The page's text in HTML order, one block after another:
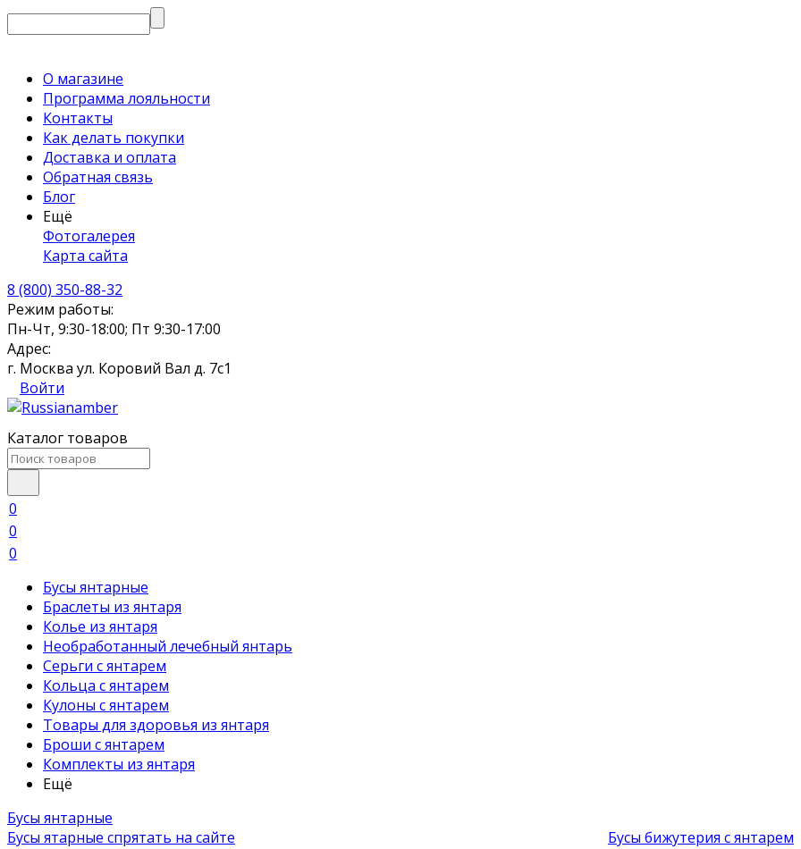
О магазине
Программа лояльности
Контакты
Как делать покупки
Доставка и оплата
Обратная связь
Блог
Ещё
Фотогалерея
Карта сайта
8 (800) 350-88-32
Режим работы:
Пн-Чт, 9:30-18:00; Пт 9:30-17:00
Адрес:
г. Москва ул. Коровий Вал д. 7с1
Войти
Каталог товаров
0
0
0
Бусы янтарные
Браслеты из янтаря
Колье из янтаря
Необработанный лечебный янтарь
Серьги с янтарем
Кольца с янтарем
Кулоны с янтарем
Товары для здоровья из янтаря
Броши с янтарем
Комплекты из янтаря
Ещё
Бусы янтарные
Бусы ятарные спрятать на сайте
Бусы бижутерия с янтарем